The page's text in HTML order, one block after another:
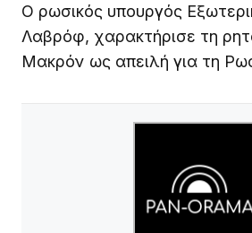
Ο ρωσικός υπουργός
Λαβρόφ, χαρακτήρισε τη
Μακρόν ως απειλή για τη